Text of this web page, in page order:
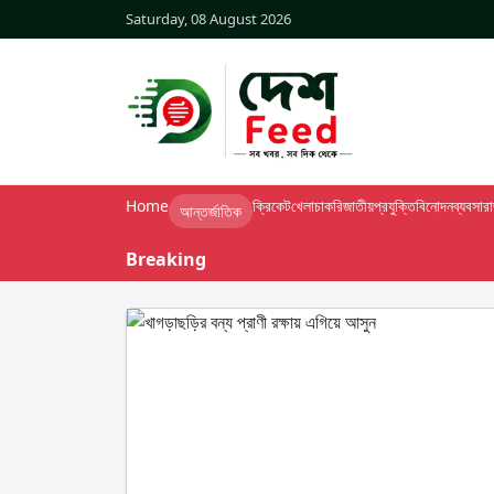
Saturday, 08 August 2026
Home আন্তর্জাতিক ক্রিকেটখেলাচাকরিজাতীয়প্রযুক্তিবিনোদনব্যবসা
Breaking